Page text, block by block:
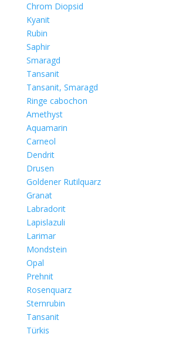
Chrom Diopsid
Kyanit
Rubin
Saphir
Smaragd
Tansanit
Tansanit, Smaragd
Ringe cabochon
Amethyst
Aquamarin
Carneol
Dendrit
Drusen
Goldener Rutilquarz
Granat
Labradorit
Lapislazuli
Larimar
Mondstein
Opal
Prehnit
Rosenquarz
Sternrubin
Tansanit
Türkis